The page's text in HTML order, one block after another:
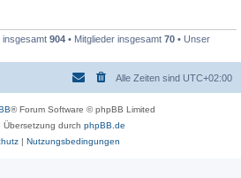
insgesamt 904 • Mitglieder insgesamt 70 • Unser
Alle Zeiten sind UTC+02:00
® Forum Software © phpBB Limited
Übersetzung durch phpBB.de
| Nutzungsbedingungen